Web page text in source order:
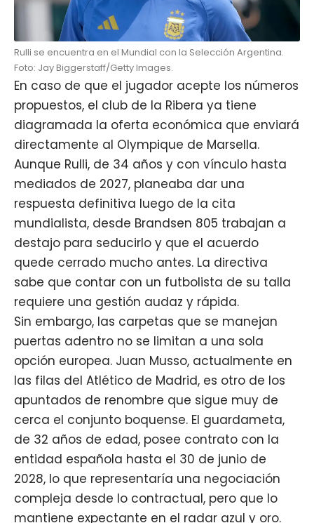
Rulli se encuentra en el Mundial con la Selección Argentina.
Foto: Jay Biggerstaff/Getty Images.
En caso de que el jugador acepte los números
propuestos, el club de la Ribera ya tiene
diagramada la oferta económica que enviará
directamente al Olympique de Marsella.
Aunque Rulli, de 34 años y con vínculo hasta
mediados de 2027, planeaba dar una
respuesta definitiva luego de la cita
mundialista, desde Brandsen 805 trabajan a
destajo para seducirlo y que el acuerdo
quede cerrado mucho antes. La directiva
sabe que contar con un futbolista de su talla
requiere una gestión audaz y rápida.
Sin embargo, las carpetas que se manejan
puertas adentro no se limitan a una sola
opción europea. Juan Musso, actualmente en
las filas del Atlético de Madrid, es otro de los
apuntados de renombre que sigue muy de
cerca el conjunto boquense. El guardameta,
de 32 años de edad, posee contrato con la
entidad española hasta el 30 de junio de
2028, lo que representaría una negociación
compleja desde lo contractual, pero que lo
mantiene expectante en el radar azul y oro.